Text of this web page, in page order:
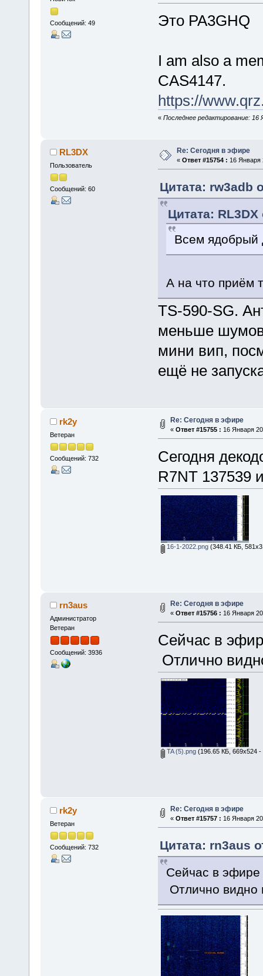
Сообщений: 49 Это PA3GHQ
I am also a
CAS4147.
https://
« Последнее редактирование: 16
RL3DX
Пользователь
Сообщений: 60
Re: Сегодня в эфире
« Ответ #15754 : 16 Января
Цитата: rw3adb
Цитата:
Всем ядобрый
А на что приём
TS-590-SG.
меньше шумов
мини вип,
ещё не
rk2y
Ветеран
Сообщений: 732
Re: Сегодня в эфире
« Ответ #15755 : 16 Января
Сегодня
R7NT 137539
16-1-2022.png(348.41 КБ,
rn3aus
Администратор
Ветеран
Сообщений: 3936
Re: Сегодня в эфире
« Ответ #15756 : 16 Января
Сейчас в
Oтлично
TA (5).png(196.65 КБ, 669x524 -
rk2y
Ветеран
Сообщений: 732
Re: Сегодня в эфире
« Ответ #15757 : 16 Января
Цитата: rn3aus
Сейчас в эфире
Oтлично видно